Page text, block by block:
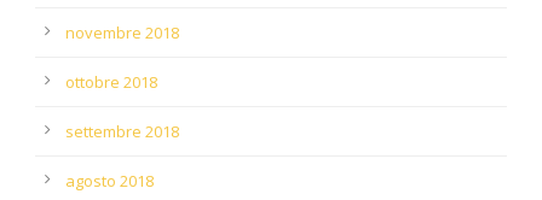
novembre 2018
ottobre 2018
settembre 2018
agosto 2018